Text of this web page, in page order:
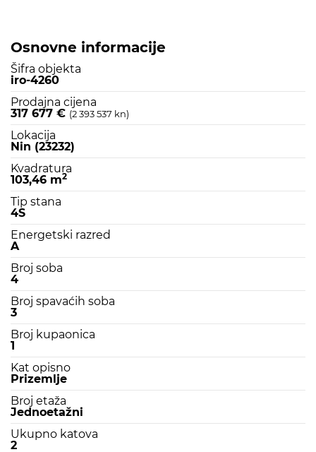
Osnovne informacije
Šifra objekta
iro-4260
Prodajna cijena
317 677 € (2 393 537 kn)
Lokacija
Nin (23232)
Kvadratura
103,46 m2
Tip stana
4S
Energetski razred
A
Broj soba
4
Broj spavaćih soba
3
Broj kupaonica
1
Kat opisno
Prizemlje
Broj etaža
Jednoetažni
Ukupno katova
2